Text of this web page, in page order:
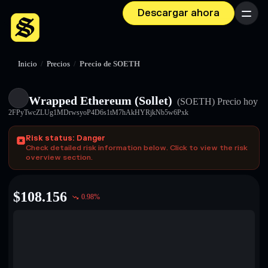
Descargar ahora Menú
Inicio / Precios / Precio de SOETH
Wrapped Ethereum (Sollet) (SOETH) Precio hoy
2FPyTwcZLUg1MDrwsyoP4D6s1tM7hAkHYRjkNb5w6Pxk
Risk status: Danger
Check detailed risk information below. Click to view the risk
overview section.
$108.156 0.98%